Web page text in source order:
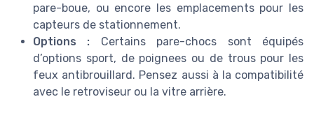
pare-boue, ou encore les emplacements pour les
capteurs de stationnement.
Options : Certains pare-chocs sont équipés
d’options sport, de poignees ou de trous pour les
feux antibrouillard. Pensez aussi à la compatibilité
avec le retroviseur ou la vitre arrière.